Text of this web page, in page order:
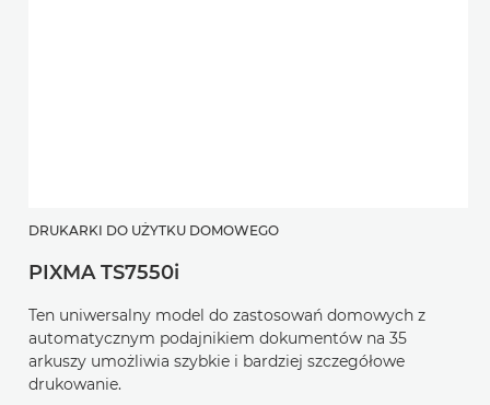
DRUKARKI DO UŻYTKU DOMOWEGO
PIXMA TS7550i
Ten uniwersalny model do zastosowań domowych z
automatycznym podajnikiem dokumentów na 35
arkuszy umożliwia szybkie i bardziej szczegółowe
drukowanie.